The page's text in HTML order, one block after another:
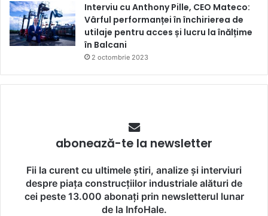
Interviu cu Anthony Pille, CEO Mateco:
Vârful performanței în închirierea de
utilaje pentru acces și lucru la înălțime
în Balcani
2 octombrie 2023
abonează-te la newsletter
Fii la curent cu ultimele știri, analize și interviuri
despre piața construcțiilor industriale alături de
cei peste 13.000 abonați prin newsletterul lunar
de la InfoHale.